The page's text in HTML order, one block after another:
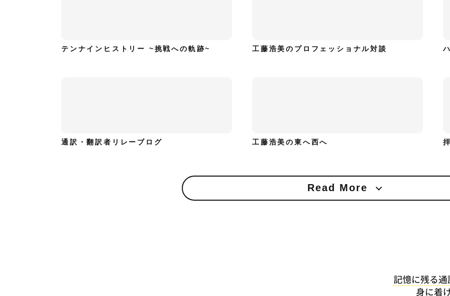
テンナインヒストリー ~挑戦への軌跡~ 工藤浩美のプロフェッショナル対談
通訳・翻訳者リレーブログ 工藤浩美の東へ西へ
Read More